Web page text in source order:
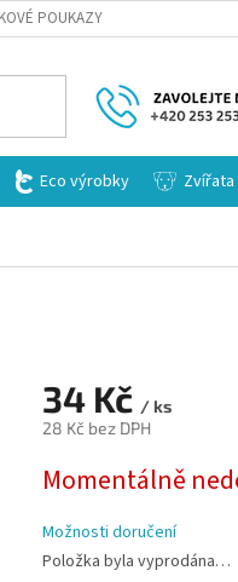
POUKAZY
Eco výrobky Zvířata
34 Kč / ks
28 Kč bez DPH
cena:
Momentálně
Možnosti doručení
Položka byla vyprodána…